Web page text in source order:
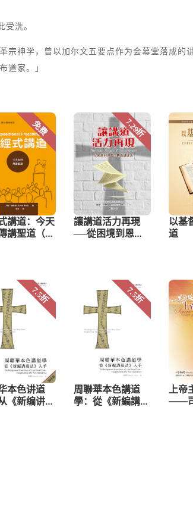
受洗。
神学，曾以加尔文五要点作为会幕堂落成的
道家。」